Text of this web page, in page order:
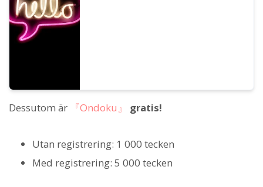
Dessutom är 『Ondoku』 gratis!
Utan registrering: 1 000 tecken
Med registrering: 5 000 tecken